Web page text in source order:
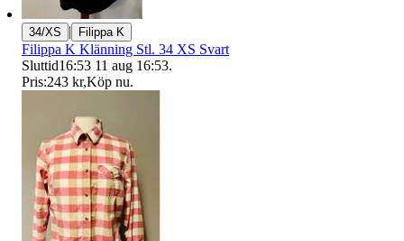
34/XS | Filippa K
Filippa K Klänning Stl. 34 XS Svart
Sluttid16:53 11 aug 16:53.
Pris:243 kr,Köp nu.